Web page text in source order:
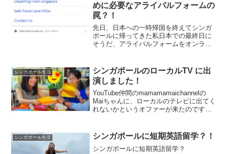
めに必要なアライバルフォームの
罠？！
先日、日本への一時帰国を終えてシンガ
ポールに帰ってきた私日本での最終日に
そうだ、アライバルフォームをオンライ
と言うてきてる…シンガポールのアライ
バルフォームはシンガポー...
シンガポール生活
シンガポールのローカルTV に出
演しました！
YouTube仲間のmamamamaichannelの
Maiちゃんに、ローカルのテレビに出てく
れないかというオファーが来たのです
ですが、シンガポールのローカルテレビ
であ...
シンガポール生活 シンガポールに短期英語留学？！
シンガポールに短期英語留学？